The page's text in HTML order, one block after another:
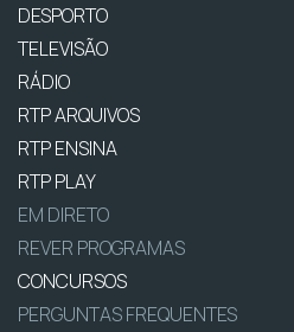
DESPORTO
TELEVISÃO
RÁDIO
RTP ARQUIVOS
RTP ENSINA
RTP PLAY
EM DIRETO
REVER PROGRAMAS
CONCURSOS
PERGUNTAS FREQUENTES